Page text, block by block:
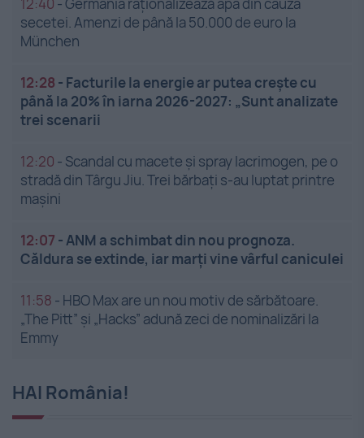
12:40 -Germania raționalizează apa din cauza
secetei. Amenzi de până la 50.000 de euro la
München
12:28 - Facturile la energie ar putea crește cu
până la 20% în iarna 2026-2027: „Sunt analizate
trei scenarii
12:20 - Scandal cu macete și spray lacrimogen, pe o
stradă din Târgu Jiu. Trei bărbați s-au luptat printre
mașini
12:07 -ANM a schimbat din nou prognoza.
Căldura se extinde, iar marți vine vârful caniculei
11:58 - HBO Max are un nou motiv de sărbătoare.
„The Pitt” și „Hacks” adună zeci de nominalizări la
Emmy
HAI România!